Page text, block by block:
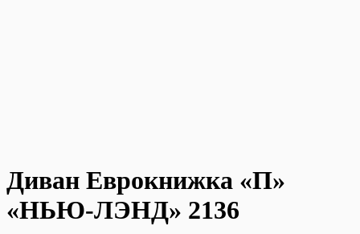
Диван Еврокнижка «П»
«НЬЮ-ЛЭНД» 2136